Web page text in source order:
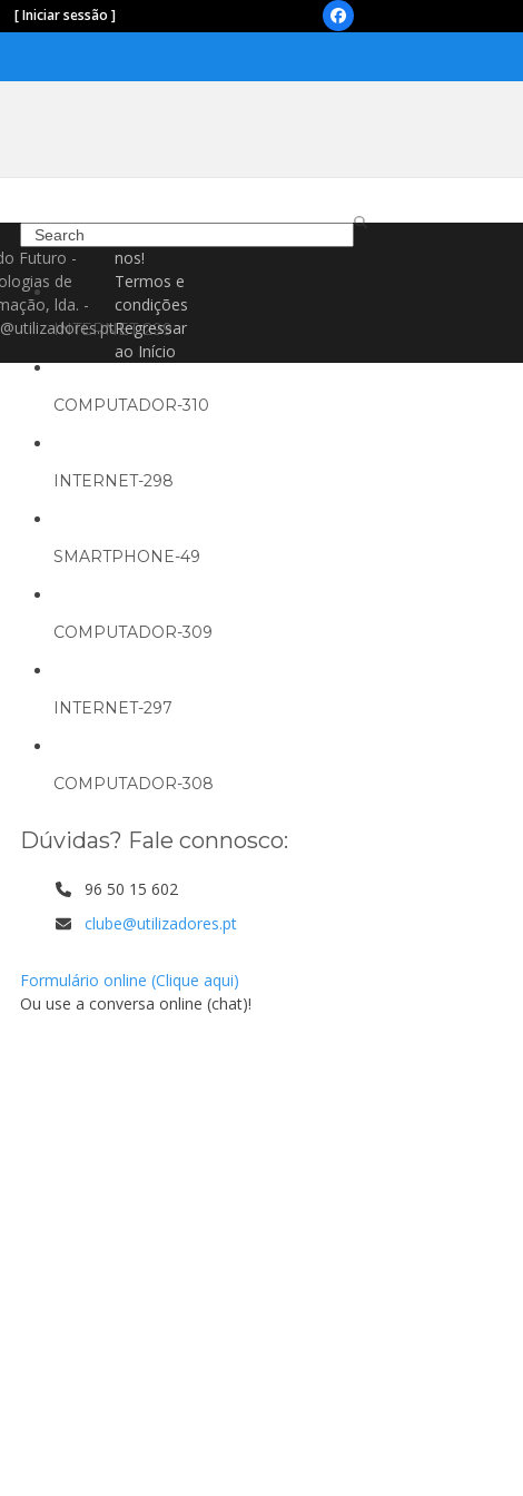
[ Iniciar sessão ] Facebook
Search
INTERNET-299
COMPUTADOR-310
INTERNET-298
SMARTPHONE-49
COMPUTADOR-309
INTERNET-297
COMPUTADOR-308
Dúvidas? Fale connosco:
96 50 15 602
clube@utilizadores.pt
Formulário online (Clique aqui)
Ou use a conversa online (chat)!
Futuro -
de
lda. -
nos!
Termos e
condições
Regressar
ao Início